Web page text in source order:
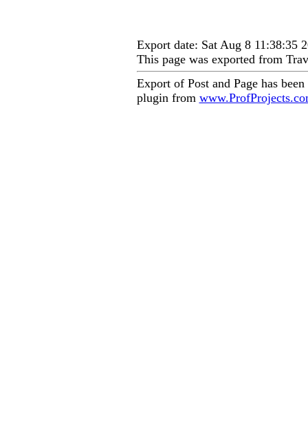
Export date: Sat Aug 8 11:38:35
This page was exported from
Export of Post and Page has
plugin from